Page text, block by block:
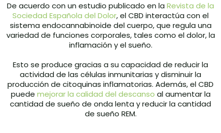
De acuerdo con un estudio publicado en la Revista de la
Sociedad Española del Dolor, el CBD interactúa con el
sistema endocannabinoide del cuerpo, que regula una
variedad de funciones corporales, tales como el dolor, la
inflamación y el sueño.
Esto se produce gracias a su capacidad de reducir la
actividad de las células inmunitarias y disminuir la
producción de citoquinas inflamatorias. Además, el CBD
puede mejorar la calidad del descanso al aumentar la
cantidad de sueño de onda lenta y reducir la cantidad
de sueño REM.